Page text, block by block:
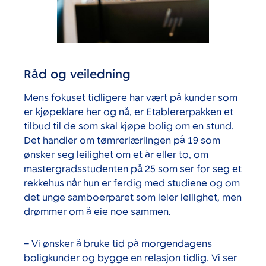
Råd og veiledning
Mens fokuset tidligere har vært på kunder som
er kjøpeklare her og nå, er Etablererpakken et
tilbud til de som skal kjøpe bolig om en stund.
Det handler om tømrerlærlingen på 19 som
ønsker seg leilighet om et år eller to, om
mastergradsstudenten på 25 som ser for seg et
rekkehus når hun er ferdig med studiene og om
det unge samboerparet som leier leilighet, men
drømmer om å eie noe sammen.
– Vi ønsker å bruke tid på morgendagens
boligkunder og bygge en relasjon tidlig. Vi ser